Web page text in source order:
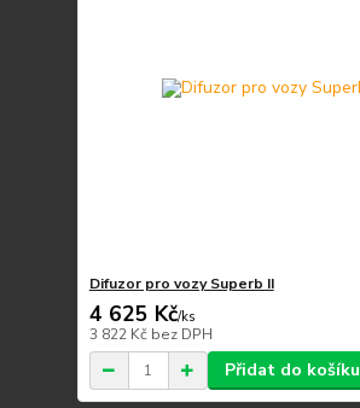
Difuzor pro vozy Superb II
4 625 Kč/ks
3 822 Kč bez DPH
Přidat do košíku